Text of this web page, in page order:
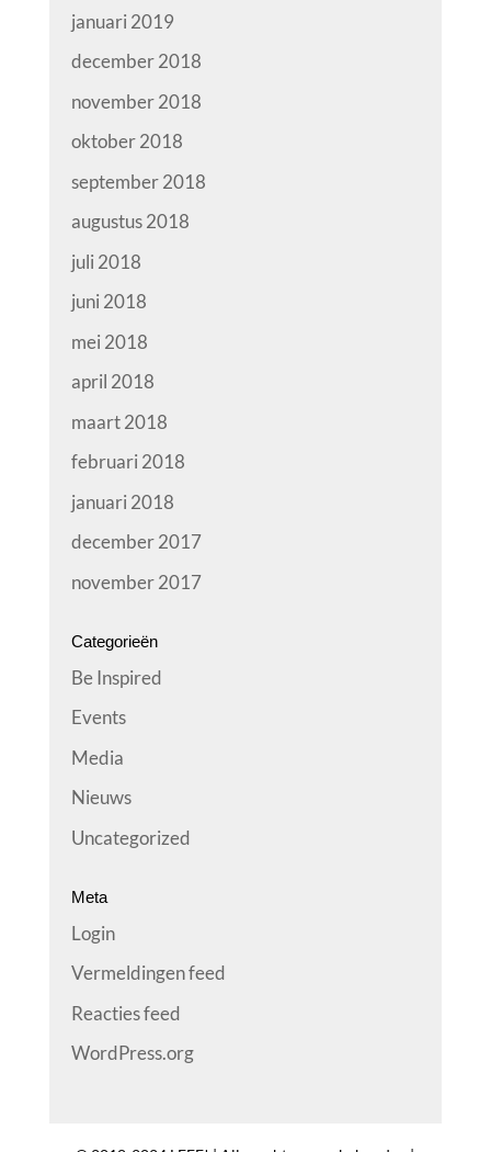
januari 2019
december 2018
november 2018
oktober 2018
september 2018
augustus 2018
juli 2018
juni 2018
mei 2018
april 2018
maart 2018
februari 2018
januari 2018
december 2017
november 2017
Categorieën
Be Inspired
Events
Media
Nieuws
Uncategorized
Meta
Login
Vermeldingen feed
Reacties feed
WordPress.org